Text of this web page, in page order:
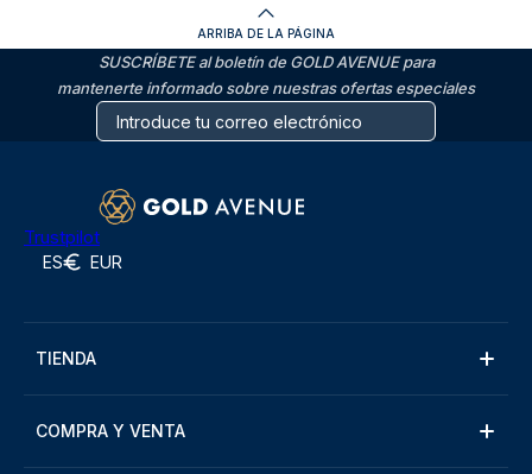
ARRIBA DE LA PÁGINA
SUSCRÍBETE al boletín de GOLD AVENUE para
mantenerte informado sobre nuestras ofertas especiales
Trustpilot
ES EUR
TIENDA
COMPRA Y VENTA